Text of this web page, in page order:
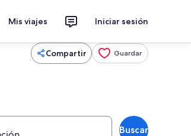
Mis viajes Iniciar sesión
Compartir Guardar
Buscar